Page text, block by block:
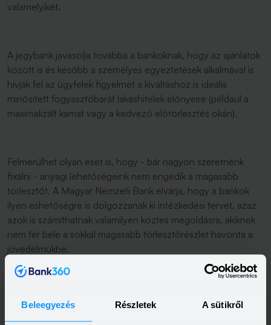
Beleegyezés Részletek A sütikről
valamelyikét.
A jegybank javasolja továbbá a bankoknak, hogy az ajánlatok
között is és később a személyes egyeztetések alkalmával is
hívják fel az ügyfelek figyelmét a kiváltáshoz is ideális
minősített fogyasztóbarát lakáshitelek előnyeire (például a
maximalizált kamat vagy a kedvező előtörlesztés okán).
Felmerülhet olyan eset is, hogy - bár nagyon szeretnénk
fixálni - anyagi lehetőségeink nem engedik a magasabb
törlesztőt. A Magyar Nemzeti Bank elvárja, hogy a bankok
ilyen eshetőségre is dolgozzanak ki intézkedési tervet, azaz
azok is számíthatnak valamilyen köztes megoldásra, akiknek
nem fér bele a sokkal magasabb törlesztőrészlet havonta a
jövedelmükbe.
bankok a szerződésmódosításhoz, illetve annak díja is